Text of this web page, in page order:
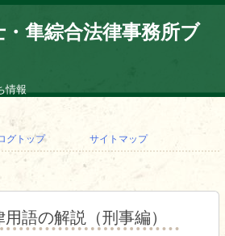
隼綜合法律事務所ブ
情報
ン
テ
ン
ス
ッ
プ
グトップ サイトマップ
語の解説（刑事編）